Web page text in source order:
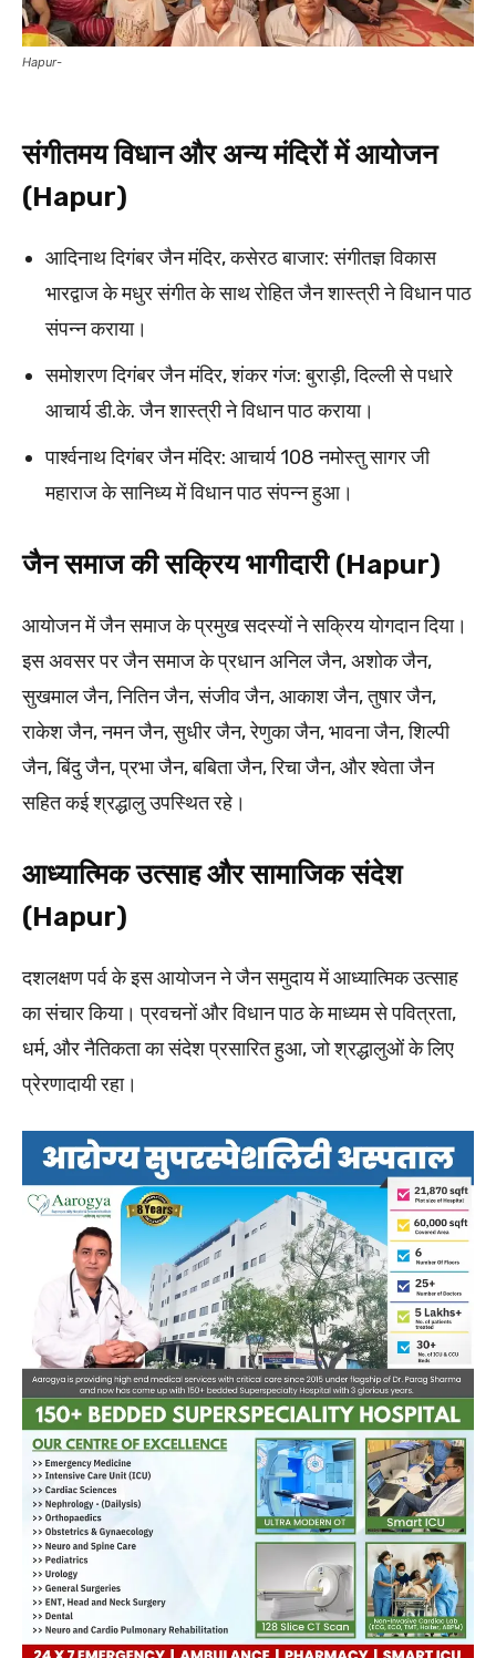
Hapur-
संगीतमय विधान और अन्य मंदिरों में आयोजन
(Hapur)
आदिनाथ दिगंबर जैन मंदिर, कसेरठ बाजार: संगीतज्ञ विकास
भारद्वाज के मधुर संगीत के साथ रोहित जैन शास्त्री ने विधान पाठ
संपन्न कराया।
समोशरण दिगंबर जैन मंदिर, शंकर गंज: बुराड़ी, दिल्ली से पधारे
आचार्य डी.के. जैन शास्त्री ने विधान पाठ कराया।
पार्श्वनाथ दिगंबर जैन मंदिर: आचार्य 108 नमोस्तु सागर जी
महाराज के सानिध्य में विधान पाठ संपन्न हुआ।
जैन समाज की सक्रिय भागीदारी (Hapur)
आयोजन में जैन समाज के प्रमुख सदस्यों ने सक्रिय योगदान दिया।
इस अवसर पर जैन समाज के प्रधान अनिल जैन, अशोक जैन,
सुखमाल जैन, नितिन जैन, संजीव जैन, आकाश जैन, तुषार जैन,
राकेश जैन, नमन जैन, सुधीर जैन, रेणुका जैन, भावना जैन, शिल्पी
जैन, बिंदु जैन, प्रभा जैन, बबिता जैन, रिचा जैन, और श्वेता जैन
सहित कई श्रद्धालु उपस्थित रहे।
आध्यात्मिक उत्साह और सामाजिक संदेश
(Hapur)
दशलक्षण पर्व के इस आयोजन ने जैन समुदाय में आध्यात्मिक उत्साह
का संचार किया। प्रवचनों और विधान पाठ के माध्यम से पवित्रता,
धर्म, और नैतिकता का संदेश प्रसारित हुआ, जो श्रद्धालुओं के लिए
प्रेरणादायी रहा।